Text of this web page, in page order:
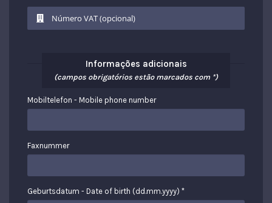
Informações adicionais
(campos obrigatórios estão marcados com *)
Mobiltelefon - Mobile phone number
Faxnummer
Geburtsdatum - Date of birth (dd.mm.yyyy) *